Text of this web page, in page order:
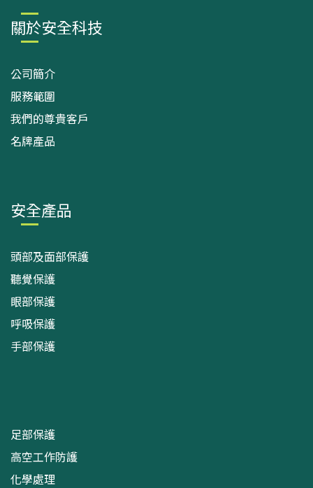
關於安全科技
公司簡介
服務範圍
我們的尊貴客戶
名牌產品
安全產品
頭部及面部保護
聽覺保護
眼部保護
呼吸保護
手部保護
足部保護
高空工作防護
化學處理